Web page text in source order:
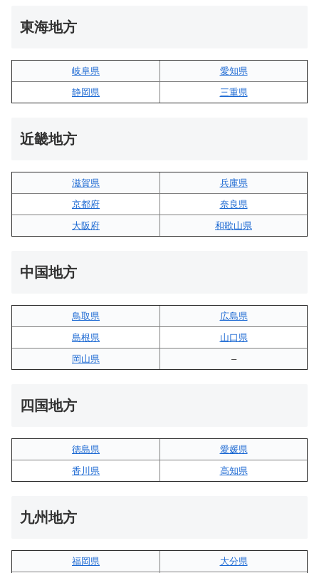
東海地方
岐阜県
愛知県
静岡県
三重県
近畿地方
滋賀県
兵庫県
京都府
奈良県
大阪府
和歌山県
中国地方
鳥取県
広島県
島根県
山口県
岡山県
–
四国地方
徳島県
愛媛県
香川県
高知県
九州地方
福岡県 大分県